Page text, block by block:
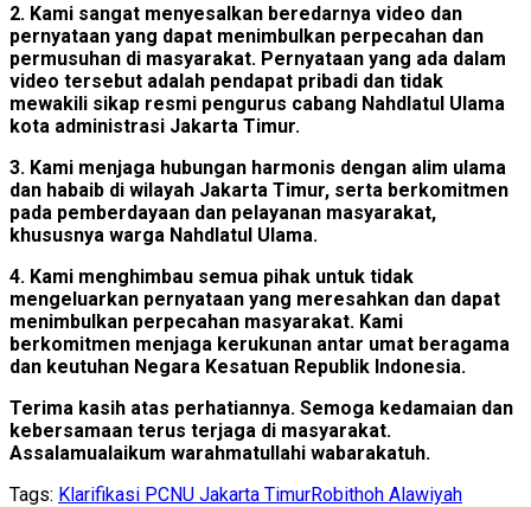
2. Kami sangat menyesalkan beredarnya video dan
pernyataan yang dapat menimbulkan perpecahan dan
permusuhan di masyarakat. Pernyataan yang ada dalam
video tersebut adalah pendapat pribadi dan tidak
mewakili sikap resmi pengurus cabang Nahdlatul Ulama
kota administrasi Jakarta Timur.
3. Kami menjaga hubungan harmonis dengan alim ulama
dan habaib di wilayah Jakarta Timur, serta berkomitmen
pada pemberdayaan dan pelayanan masyarakat,
khususnya warga Nahdlatul Ulama.
4. Kami menghimbau semua pihak untuk tidak
mengeluarkan pernyataan yang meresahkan dan dapat
menimbulkan perpecahan masyarakat. Kami
berkomitmen menjaga kerukunan antar umat beragama
dan keutuhan Negara Kesatuan Republik Indonesia.
Terima kasih atas perhatiannya. Semoga kedamaian dan
kebersamaan terus terjaga di masyarakat.
Assalamualaikum warahmatullahi wabarakatuh.
Tags: Klarifikasi PCNU Jakarta TimurRobithoh Alawiyah